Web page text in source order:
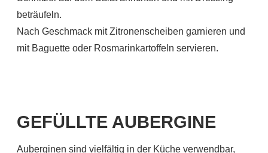
beträufeln.
Nach Geschmack mit Zitronenscheiben garnieren und
mit Baguette oder Rosmarinkartoffeln servieren.
GEFÜLLTE AUBERGINE
Auberginen sind vielfältig in der Küche verwendbar,